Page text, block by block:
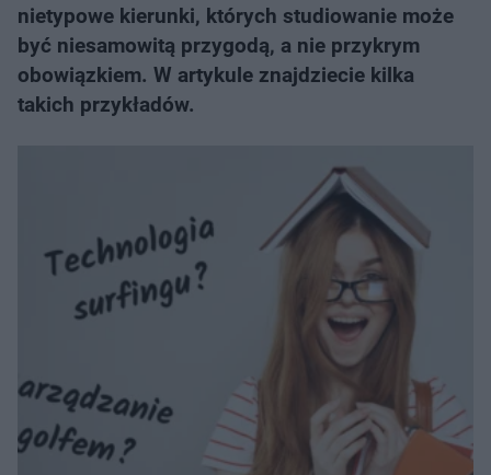
nietypowe kierunki, których studiowanie może
być niesamowitą przygodą, a nie przykrym
obowiązkiem. W artykule znajdziecie kilka
takich przykładów.